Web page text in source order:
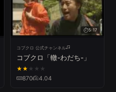
5:17
コブクロ 公式チャンネル
コブクロ「轍-わだち-」
★★ ★ ★ ★
870 4.04